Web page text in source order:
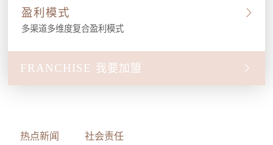
盈利模式
多渠道多维度复合盈利模式
FRANCHISE 我要加盟
热点新闻 社会责任